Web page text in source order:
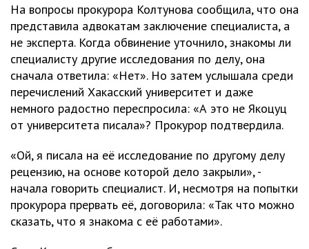
На вопросы прокурора Колтунова сообщила, что она
представила адвокатам заключение специалиста, а
не эксперта. Когда обвинение уточнило, знакомы ли
специалисту другие исследования по делу, она
сначала ответила: «Нет». Но затем услышала среди
перечислений Хакасский университет и даже
немного радостно переспросила: «А это не Якоцуц
от университета писала»? Прокурор подтвердила.
«Ой, я писала на её исследование по другому делу
рецензию, на основе которой дело закрыли», -
начала говорить специалист. И, несмотря на попытки
прокурора прервать её, договорила: «Так что можно
сказать, что я знакома с её работами».